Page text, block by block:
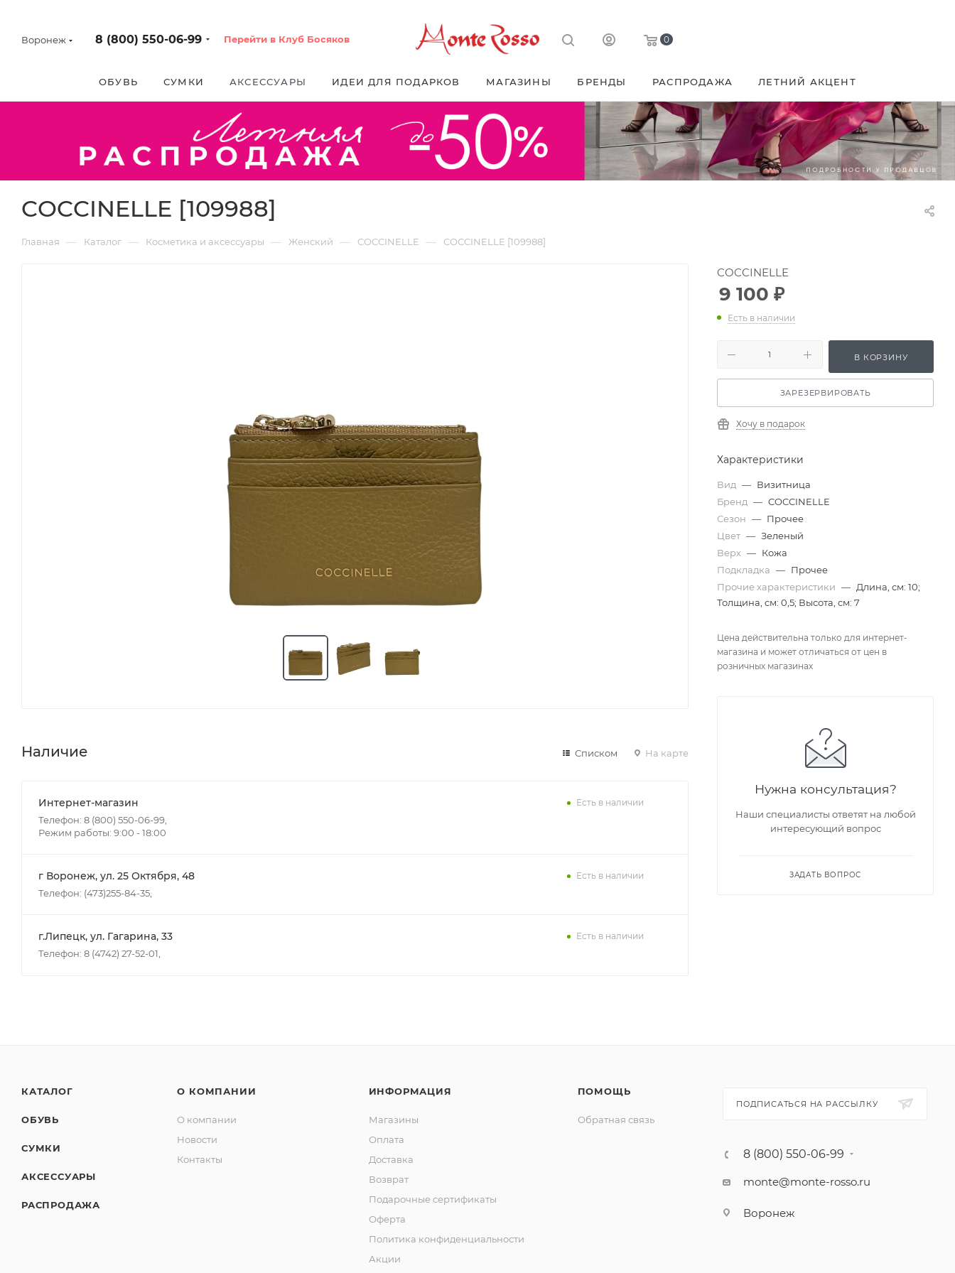
Воронеж 8 (800) 550-06-99 Перейти в Клуб Босяков 0
ОБУВЬ СУМКИ АКСЕССУАРЫ ИДЕИ ДЛЯ ПОДАРКОВ МАГАЗИНЫ БРЕНДЫ РАСПРОДАЖА ЛЕТНИЙ АКЦЕНТ
COCCINELLE [109988]
Главная — Каталог — Косметика и аксессуары — Женский — COCCINELLE — COCCINELLE [109988]
Наличие Списком На карте
Интернет-магазин
Телефон: 8 (800) 550-06-99,
Режим работы: 9:00 - 18:00
Есть в наличии
г Воронеж, ул. 25 Октября, 48
Телефон: (473)255-84-35,
Есть в наличии
г.Липецк, ул. Гагарина, 33
Телефон: 8 (4742) 27-52-01,
Есть в наличии
COCCINELLE
9 100 ₽
Есть в наличии
В КОРЗИНУ
ЗАРЕЗЕРВИРОВАТЬ
Хочу в подарок
Характеристики
Вид — Визитница
Бренд — COCCINELLE
Сезон — Прочее
Цвет — Зеленый
Верх — Кожа
Подкладка — Прочее
Прочие характеристики — Длина, см: 10;
Толщина, см: 0,5; Высота, см: 7
Цена действительна только для интернет-
магазина и может отличаться от цен в
розничных магазинах
Нужна консультация?
Наши специалисты ответят на любой
интересующий вопрос
ЗАДАТЬ ВОПРОС
КАТАЛОГ
ОБУВЬ
СУМКИ
АКСЕССУАРЫ
РАСПРОДАЖА
О КОМПАНИИ
О компании
Новости
Контакты
ИНФОРМАЦИЯ
Магазины
Оплата
Доставка
Возврат
Подарочные сертификаты
Оферта
Политика конфиденциальности
Акции
ПОМОЩЬ
Обратная связь
ПОДПИСАТЬСЯ НА РАССЫЛКУ
8 (800) 550-06-99
monte@monte-rosso.ru
Воронеж